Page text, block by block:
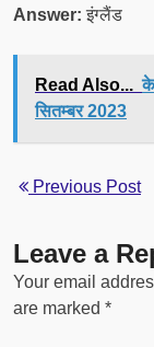
Answer: इंग्लैंड
Read Also...
सितम्बर 2023
Previous Post
Leave a
Your email
are marked *